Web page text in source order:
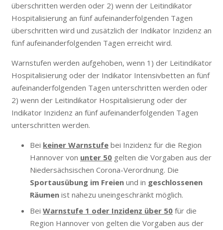
überschritten werden oder 2) wenn der Leitindikator
Hospitalisierung an fünf aufeinanderfolgenden Tagen
überschritten wird und zusätzlich der Indikator Inzidenz an
fünf aufeinanderfolgenden Tagen erreicht wird.
Warnstufen werden aufgehoben, wenn 1) der Leitindikator
Hospitalisierung oder der Indikator Intensivbetten an fünf
aufeinanderfolgenden Tagen unterschritten werden oder
2) wenn der Leitindikator Hospitalisierung oder der
Indikator Inzidenz an fünf aufeinanderfolgenden Tagen
unterschritten werden.
Bei keiner Warnstufe bei Inzidenz für die Region
Hannover von unter 50 gelten die Vorgaben aus der
Niedersächsischen Corona-Verordnung. Die
Sportausübung im Freien und in geschlossenen
Räumen ist nahezu uneingeschränkt möglich.
Bei Warnstufe 1 oder Inzidenz über 50 für die
Region Hannover von gelten die Vorgaben aus der